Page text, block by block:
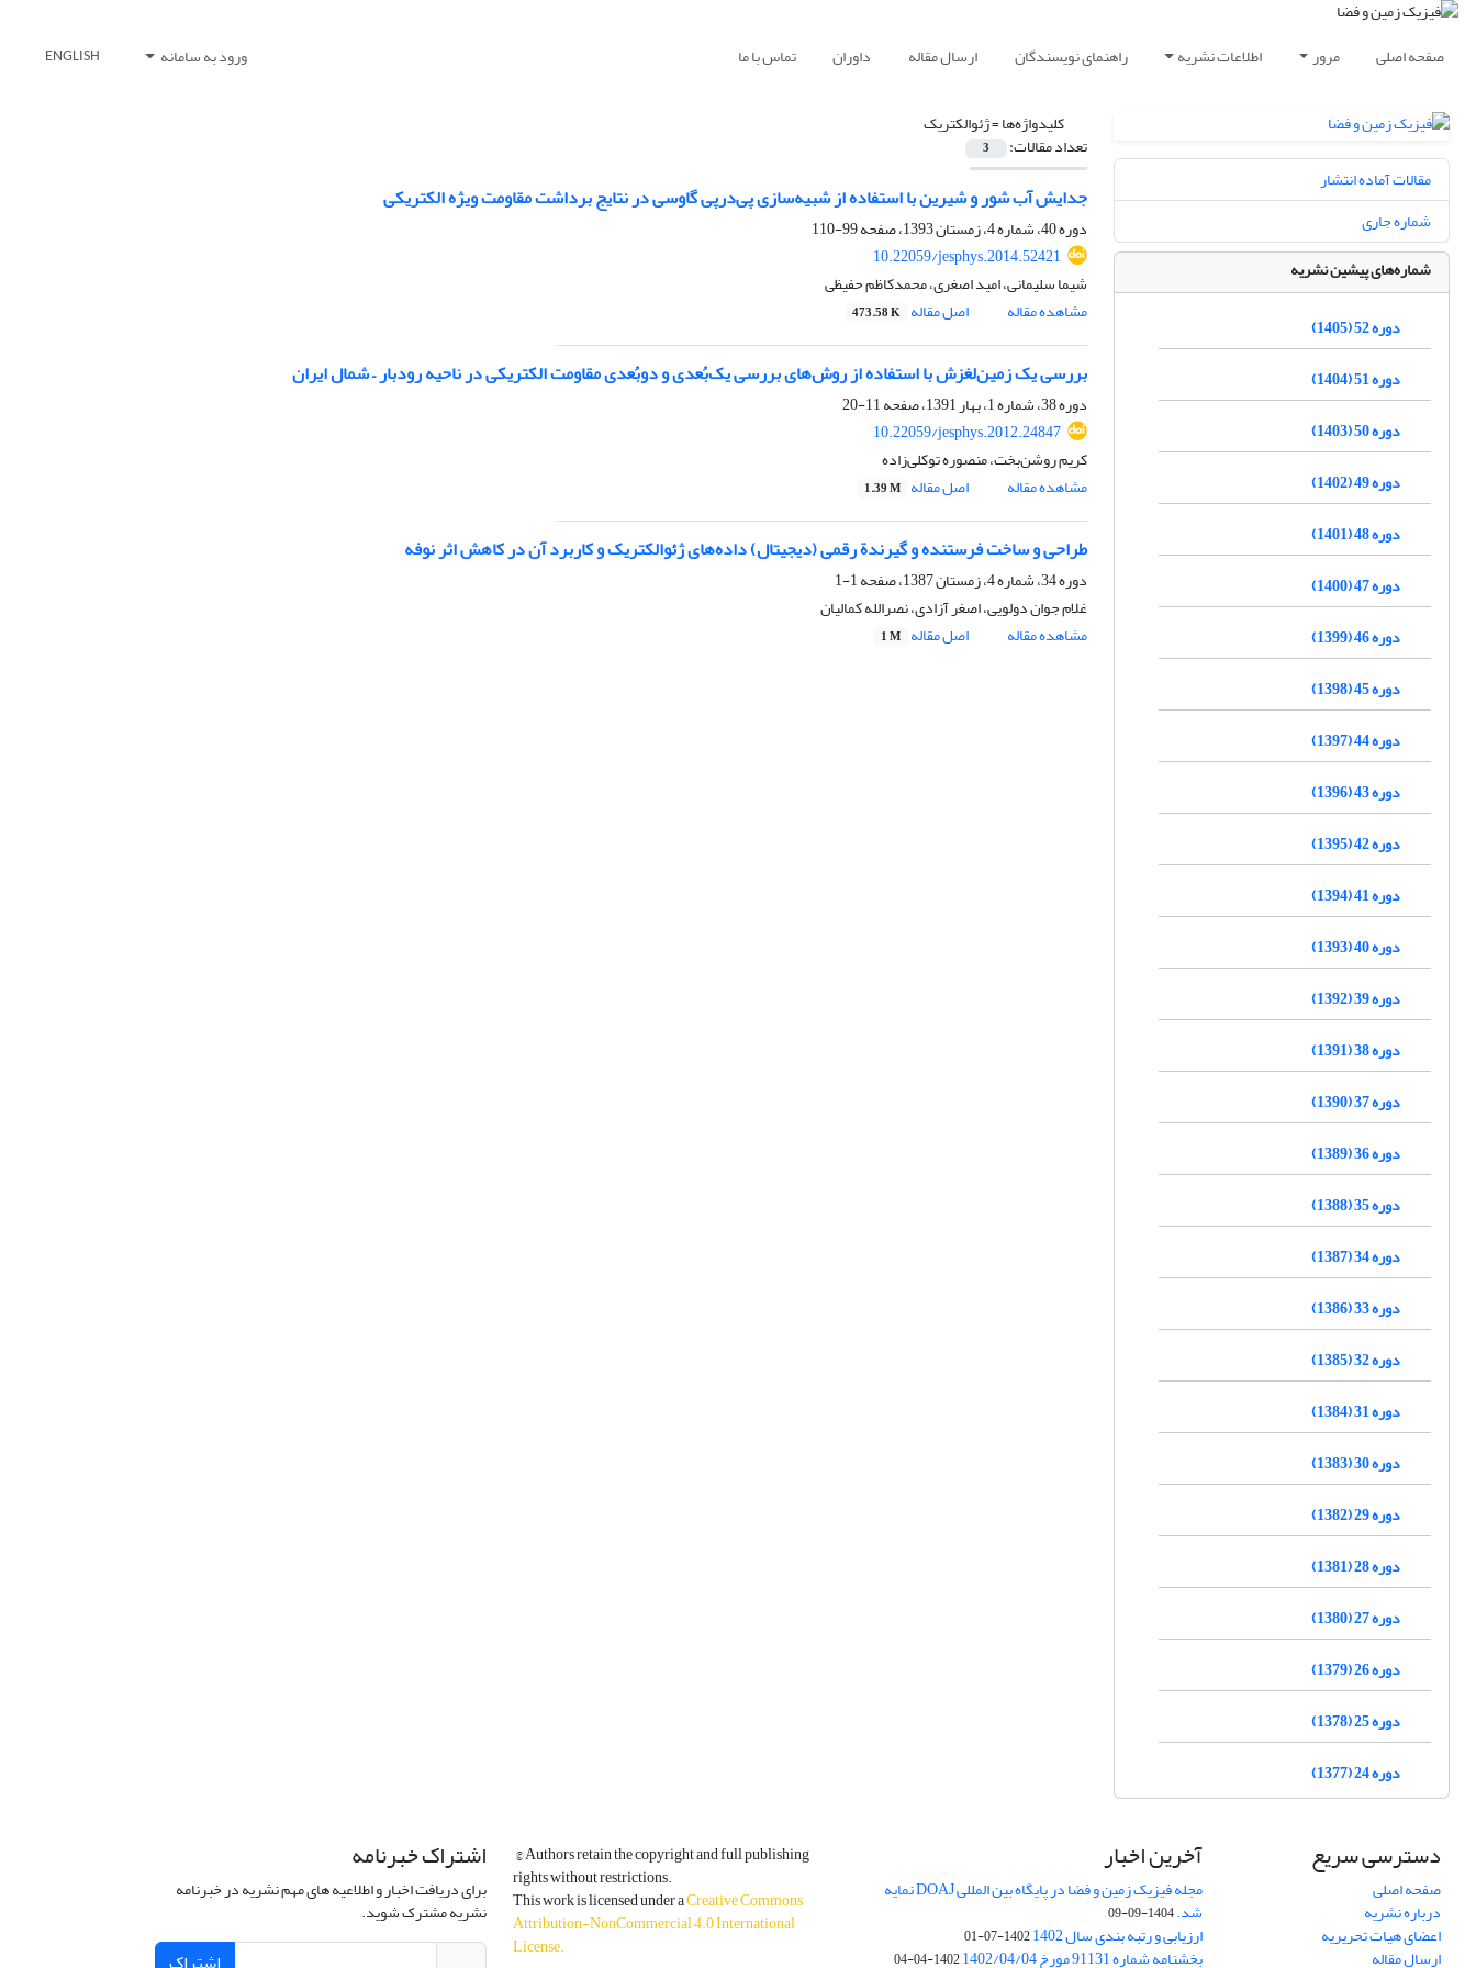
صفحه اصلی مرور اطلاعات نشریه راهنمای نویسندگان ارسال مقاله داوران تماس با ما ورود به سامانه ENGLISH
کلیدواژه‌ها =ژئوالکتریک
تعداد مقالات: 3
جدایش آب شور و شیرین با استفاده از شبیه‌سازی پی‌درپی گاوسی در نتایج برداشت مقاومت ویژه الکتریکی
دوره 40، شماره 4، زمستان 1393، صفحه
99-110
10.22059/jesphys.2014.52421
شیما سلیمانی، امید اصغری، محمدکاظم حفیظی
مشاهده مقاله
اصل مقاله 473.58 K
بررسی یک زمین‌لغزش با استفاده از روش‌‌های بررسی یک‌‌بُعدی و دو‌بُعدی مقاومت الکتریکی در ناحیه رودبار – شمال ایران
دوره 38، شماره 1، بهار 1391، صفحه
11-20
10.22059/jesphys.2012.24847
کریم روشن‌بخت، منصوره توکلی‌‌زاده
مشاهده مقاله
اصل مقاله 1.39 M
طراحی و ساخت فرستنده و گیرندة رقمی (دیجیتال) داده‌های ژئوالکتریک و کاربرد آن در کاهش اثر نوفه
دوره 34، شماره 4، زمستان 1387، صفحه
1-1
غلام جوان دولویی، اصغر آزادی، نصرالله کمالیان
مشاهده مقاله
اصل مقاله 1 M
مقالات آماده انتشار
شماره جاری
شماره‌های پیشین نشریه
دوره 52 (1405)
دوره 51 (1404)
دوره 50 (1403)
دوره 49 (1402)
دوره 48 (1401)
دوره 47 (1400)
دوره 46 (1399)
دوره 45 (1398)
دوره 44 (1397)
دوره 43 (1396)
دوره 42 (1395)
دوره 41 (1394)
دوره 40 (1393)
دوره 39 (1392)
دوره 38 (1391)
دوره 37 (1390)
دوره 36 (1389)
دوره 35 (1388)
دوره 34 (1387)
دوره 33 (1386)
دوره 32 (1385)
دوره 31 (1384)
دوره 30 (1383)
دوره 29 (1382)
دوره 28 (1381)
دوره 27 (1380)
دوره 26 (1379)
دوره 25 (1378)
دوره 24 (1377)
دسترسی سریع
صفحه اصلی
درباره نشریه
اعضای هیات تحریریه
ارسال مقاله
آخرین اخبار
مجله فیزیک زمین و فضا در پایگاه بین المللی DOAJ نمایه
شد.1404-09-09
ارزیابی و رتبه بندی سال 1402 1402-07-01
بخشنامه شماره 91131 مورخ 1402/04/04 1402-04-04
© Authors retain the copyright and full publishing
rights without restrictions.
This work is licensed under aCreative Commons
Attribution-NonCommercial 4.0 International
License.
اشتراک خبرنامه
برای دریافت اخبار و اطلاعیه های مهم نشریه در خبرنامه
نشریه مشترک شوید.